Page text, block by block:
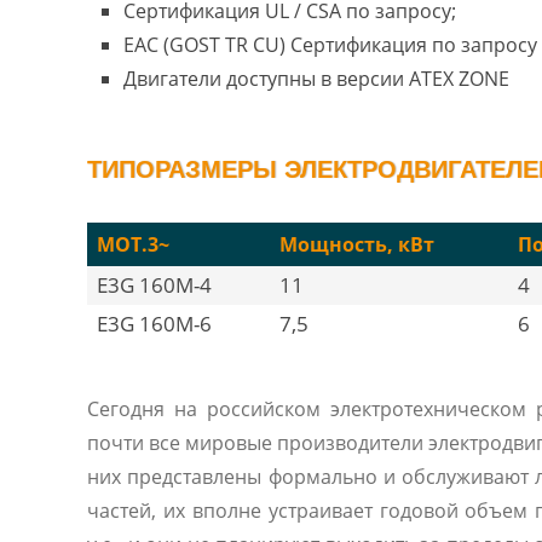
Сертификация UL / CSA по запросу;
EAC (GOST TR CU) Сертификация по
Двигатели доступны в версии ATEX ZONE
ТИПОРАЗМЕРЫ
MOT.3~ Мощность, кВт
E3G 160M-4 11
4
E3G 160M-6
7,5 6
Сегодня на российском
почти все мировые производители
них представлены формально и
частей, их вполне устраивает годовой объем